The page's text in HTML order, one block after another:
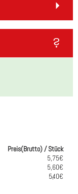
Preis(Brutto) / Stück
5,75€
5,60€
5,40€